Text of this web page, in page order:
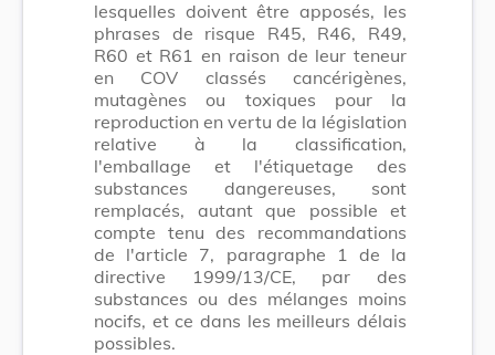
lesquelles doivent être apposés, les
phrases de risque R45, R46, R49,
R60 et R61 en raison de leur teneur
en COV classés cancérigènes,
mutagènes ou toxiques pour la
reproduction en vertu de la législation
relative à la classification,
l'emballage et l'étiquetage des
substances dangereuses, sont
remplacés, autant que possible et
compte tenu des recommandations
de l'article 7, paragraphe 1 de la
directive 1999/13/CE, par des
substances ou des mélanges moins
nocifs, et ce dans les meilleurs délais
possibles.